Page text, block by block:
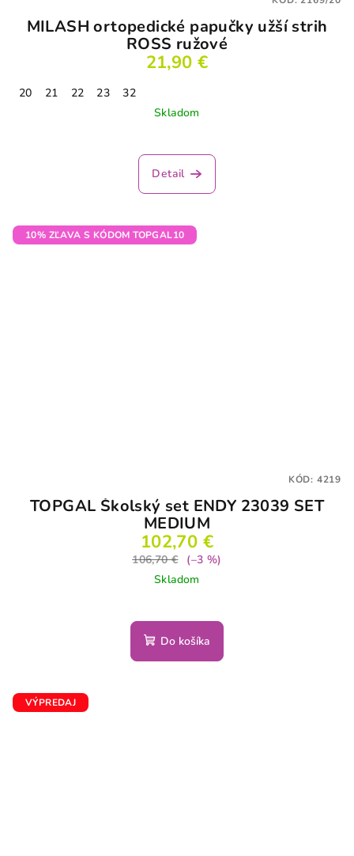
MILASH ortopedické papučky užší strih
ROSS ružové
21,90 €
20 21 22 23
32
Skladom
Detail
10% ZĽAVA S KÓDOM TOPGAL10
TOPGAL Školský set ENDY 23039 SET
MEDIUM
102,70 €
106,70 €
(–3 %)
Skladom
Do košíka
KÓD: 4219
VÝPREDAJ